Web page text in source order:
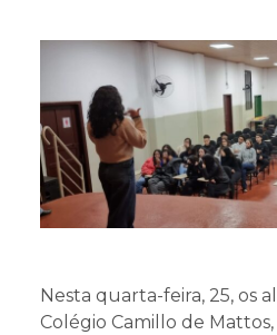
Projetos
Educa Jovem
Transparência
Blog
Nesta quarta-feira, 25, os
Colégio Camillo de